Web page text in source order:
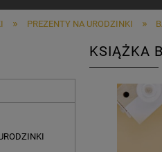
» PREZENTY NA URODZINKI »
KSIĄŻKA